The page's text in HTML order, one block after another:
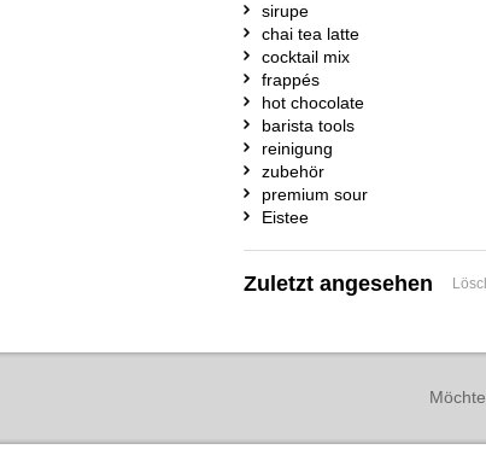
sirupe
chai tea latte
cocktail mix
frappés
hot chocolate
barista tools
reinigung
zubehör
premium sour
Eistee
Zuletzt angesehen